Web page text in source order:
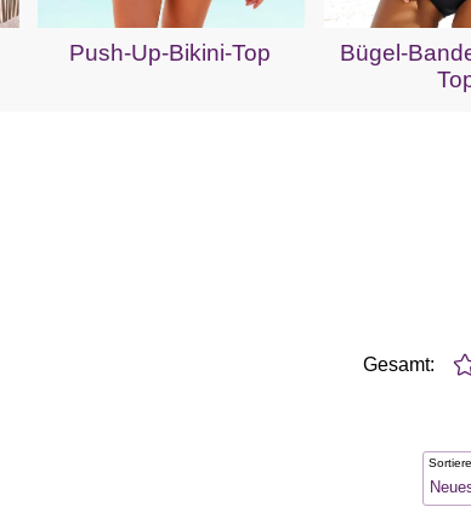
Push-Up-Bikini-Top
Bügel-
Gesamt: